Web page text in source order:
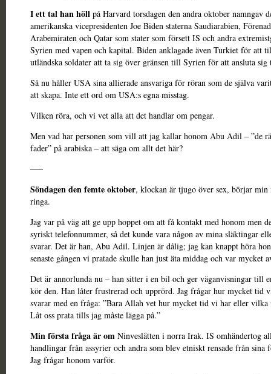
I ett tal han höll på Harvard torsdagen den andra oktober namngav
amerikanska vicepresidenten Joe Biden staterna Saudiarabien,
Arabemiraten och Qatar som stater som försett IS och andra
Syrien med vapen och kapital. Biden anklagade även Turkiet för att
utländska soldater att ta sig över gränsen till Syrien för att ansluta
Så nu håller USA sina allierade ansvariga för röran som de själva
att skapa. Inte ett ord om USA:s egna misstag.
Vilken röra, och vi vet alla att det handlar om pengar.
Men vad har personen som vill att jag kallar honom Abu Adil – ”de
fader” på arabiska – att säga om allt det här?
–––
Söndagen den femte oktober, klockan är tjugo över sex, börjar min
ringa.
Jag var på väg att ge upp hoppet om att få kontakt med honom men
syriskt telefonnummer, så det kunde vara någon av mina släktingar
svarar. Det är han, Abu Adil. Linjen är dålig; jag kan knappt höra
senaste gången vi pratade skulle han just äta middag och var mycket
Det är annorlunda nu – han sitter i en bil och ger väganvisningar till
kör den. Han låter frustrerad och upprörd. Jag frågar hur mycket tid
svarar med en fråga: ”Bara Allah vet hur mycket tid vi har eller vilka
Låt oss prata tills jag måste lägga på.”
Min första fråga är om Ninveslätten i norra Irak. IS omhändertog
handlingar från assyrier och andra som blev etniskt rensade från sina
Jag frågar honom varför.